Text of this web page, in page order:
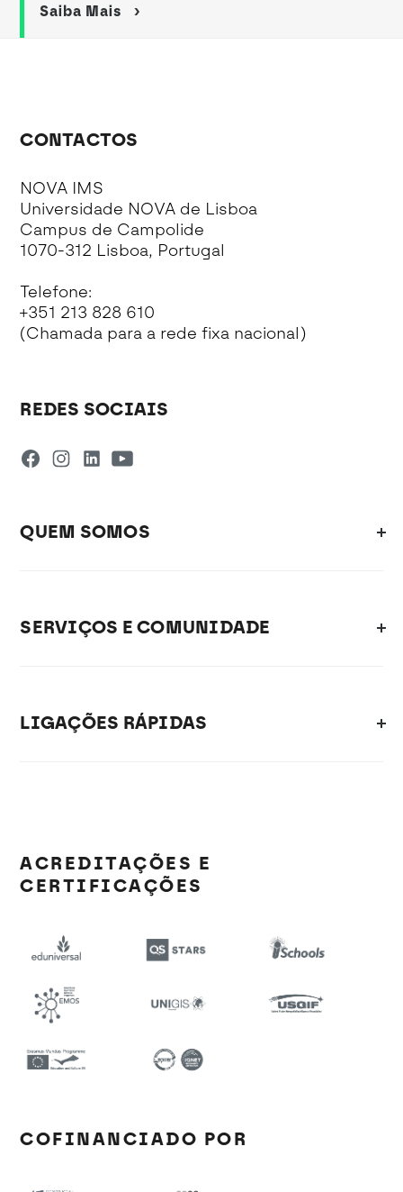
Saiba Mais
CONTACTOS
NOVA IMS
Universidade NOVA de Lisboa
Campus de Campolide
1070-312 Lisboa, Portugal
Telefone:
+351 213 828 610
(Chamada para a rede fixa nacional)
REDES SOCIAIS
QUEM SOMOS
SERVIÇOS E COMUNIDADE
LIGAÇÕES RÁPIDAS
ACREDITAÇÕES E
CERTIFICAÇÕES
COFINANCIADO POR